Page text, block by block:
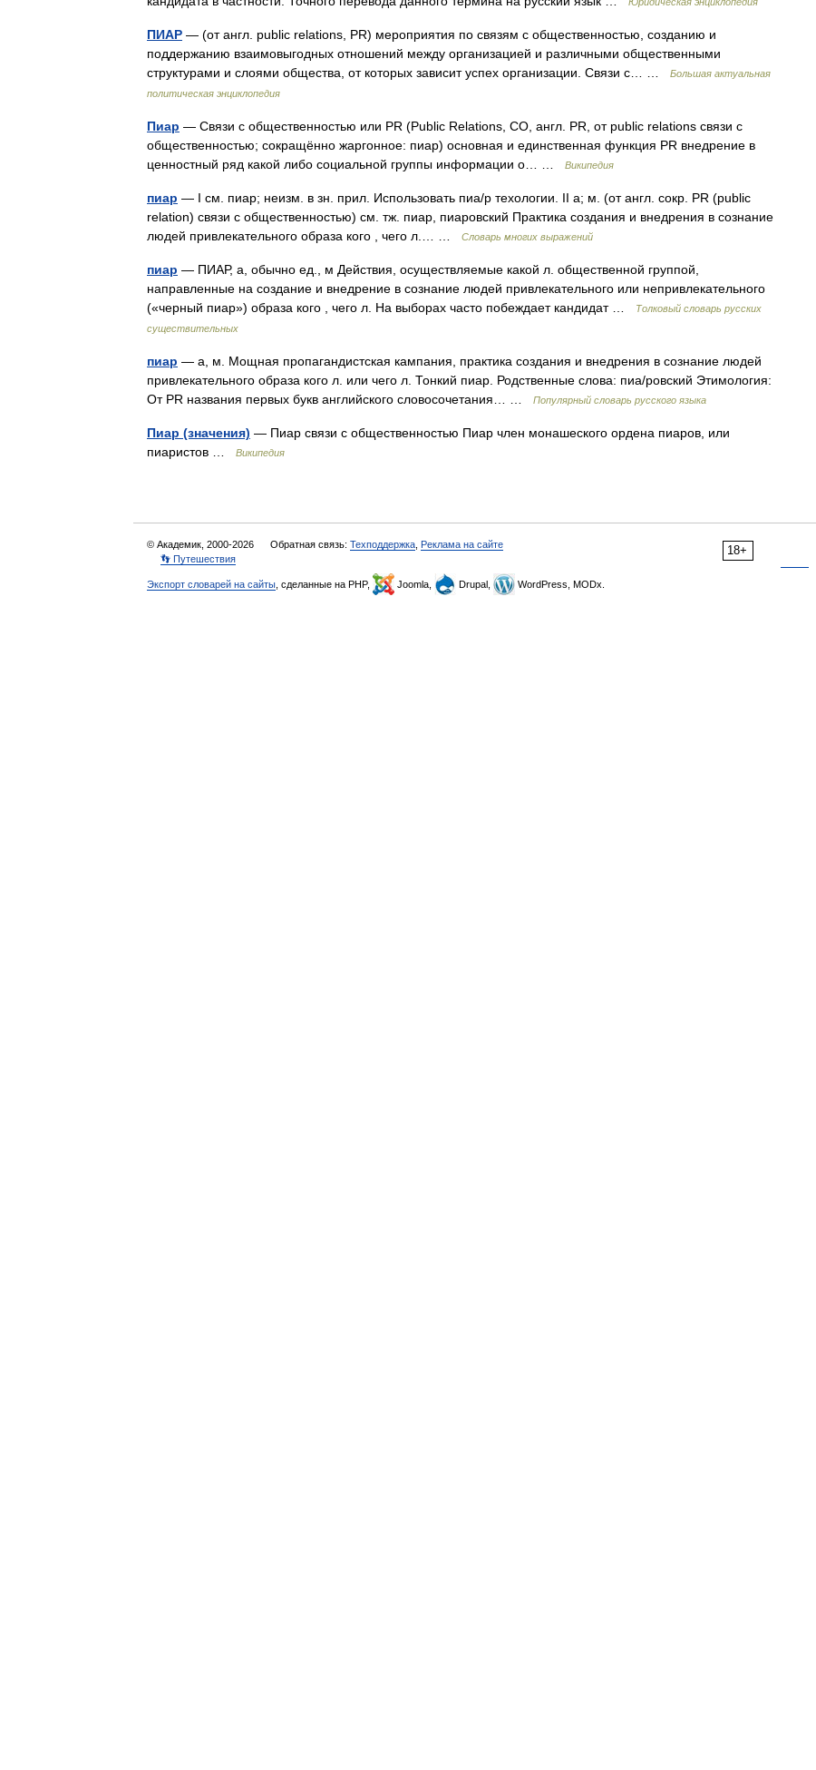
ПИАР — (от англ. public relations, PR) мероприятия по связям с общественностью, созданию и
поддержанию взаимовыгодных отношений между организацией и различными общественными
структурами и слоями общества, от которых зависит успех организации. Связи с… …
Большая актуальная
политическая энциклопедия
Пиар — Связи с общественностью или PR (Public Relations, СО, англ. PR, от public relations связи с
общественностью; сокращённо жаргонное: пиар) основная и единственная функция PR внедрение в
ценностный ряд какой либо социальной группы информации о… …
Википедия
пиар — I см. пиар; неизм. в зн. прил. Использовать пиа/р техологии. II а; м. (от англ. сокр. PR (public
relation) связи с общественностью) см. тж. пиар, пиаровский Практика создания и внедрения в сознание
людей привлекательного образа кого , чего л.… …
Словарь многих выражений
пиар — ПИАР, а, обычно ед., м Действия, осуществляемые какой л. общественной группой,
направленные на создание и внедрение в сознание людей привлекательного или непривлекательного
(«черный пиар») образа кого , чего л. На выборах часто побеждает кандидат …
Толковый словарь русских
существительных
пиар — а, м. Мощная пропагандистская кампания, практика создания и внедрения в сознание людей
привлекательного образа кого л. или чего л. Тонкий пиар. Родственные слова: пиа/ровский Этимология:
От PR названия первых букв английского словосочетания… …
Популярный словарь русского языка
Пиар (значения) — Пиар связи с общественностью Пиар член монашеского ордена пиаров, или
пиаристов …
Википедия
18+
© Академик, 2000-2026 Обратная связь: Техподдержка Реклама на сайте
👣 Путешествия
Экспорт словарей на сайты , сделанные на PHP, Joomla, Drupal, WordPress, MODx.